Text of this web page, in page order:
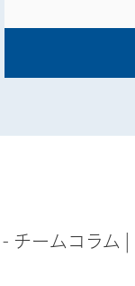
- チームコラム